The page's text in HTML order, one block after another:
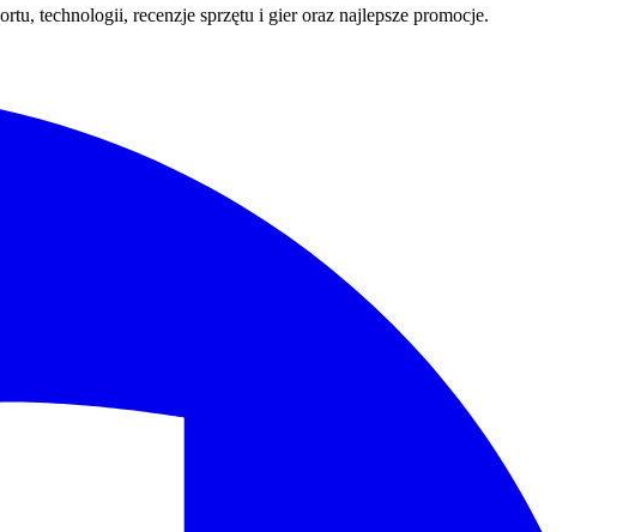
technologii, recenzje sprzętu i gier oraz najlepsze promocje.